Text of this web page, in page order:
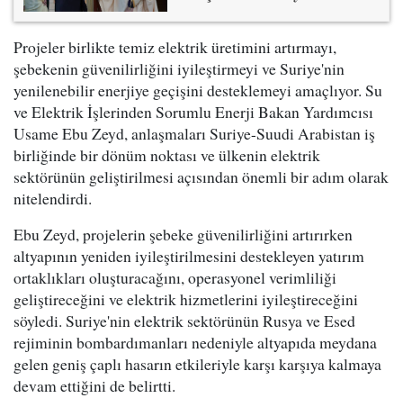
Projeler birlikte temiz elektrik üretimini artırmayı,
şebekenin güvenilirliğini iyileştirmeyi ve Suriye'nin
yenilenebilir enerjiye geçişini desteklemeyi amaçlıyor. Su
ve Elektrik İşlerinden Sorumlu Enerji Bakan Yardımcısı
Usame Ebu Zeyd, anlaşmaları Suriye-Suudi Arabistan iş
birliğinde bir dönüm noktası ve ülkenin elektrik
sektörünün geliştirilmesi açısından önemli bir adım olarak
nitelendirdi.
Ebu Zeyd, projelerin şebeke güvenilirliğini artırırken
altyapının yeniden iyileştirilmesini destekleyen yatırım
ortaklıkları oluşturacağını, operasyonel verimliliği
geliştireceğini ve elektrik hizmetlerini iyileştireceğini
söyledi. Suriye'nin elektrik sektörünün Rusya ve Esed
rejiminin bombardımanları nedeniyle altyapıda meydana
gelen geniş çaplı hasarın etkileriyle karşı karşıya kalmaya
devam ettiğini de belirtti.